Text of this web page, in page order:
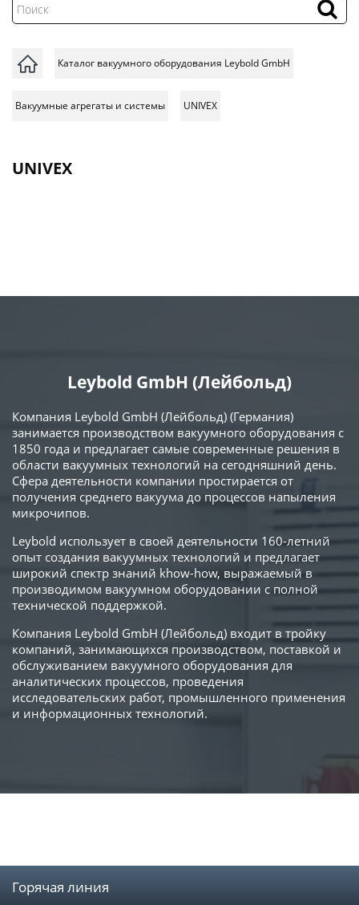
Каталог вакуумного оборудования Leybold GmbH
Вакуумные агрегаты и системы UNIVEX
UNIVEX
Leybold GmbH (Лейбольд)
Компания Leybold GmbH (Лейбольд) (Германия)
занимается производством вакуумного оборудования с
1850 года и предлагает самые современные решения в
области вакуумных технологий на сегодняшний день.
Сфера деятельности компании простирается от
получения среднего вакуума до процессов напыления
микрочипов.
Leybold использует в своей деятельности 160-летний
опыт создания вакуумных технологий и предлагает
широкий спектр знаний khow-how, выражаемый в
производимом вакуумном оборудовании с полной
технической поддержкой.
Компания Leybold GmbH (Лейбольд) входит в тройку
компаний, занимающихся производством, поставкой и
обслуживанием вакуумного оборудования для
аналитических процессов, проведения
исследовательских работ, промышленного применения
и информационных технологий.
Горячая линия